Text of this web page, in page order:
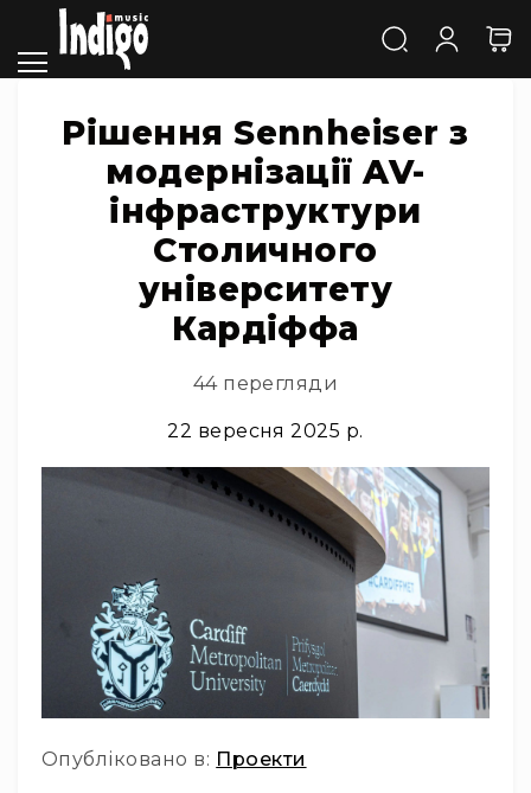
Каталог
системи
та
компоненти
Активні
АС
Пасивні
Сабвуфери
Саундбари
Сценічні
Cтудійні
монітори
Автономна
акустика
Інсталяційна
масиви
Підсилювачі
потужності
трансляційні
Рішення Sennheiser з
модернізації AV-
інфраструктури
Столичного
університету
Кардіффа
44 перегляди
22 вересня 2025 р.
Опубліковано в: Проекти